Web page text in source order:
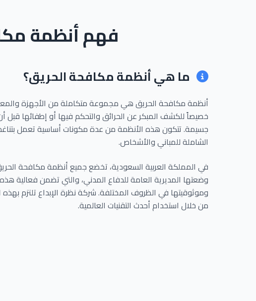
فهم أنظمة
ما هي أنظمة مكافحة الحريق؟
أنظمة مكافحة الحريق هي مجموعة متكاملة من الأجهزة
خصيصاً للكشف المبكر عن الحرائق والتحكم فيها أو إطفائها قبل
جسيمة. تتكون هذه الأنظمة من عدة مكونات أساسية تعمل
الشاملة للمباني والأشخاص.
في المملكة العربية السعودية، تخضع جميع أنظمة مكافحة
وضعتها المديرية العامة للدفاع المدني، والتي تضمن فعالية
وموثوقيتها في الظروف المختلفة. شركة نظرة الإبداع تلتزم بهذه
من خلال استخدام أحدث التقنيات العالمية.